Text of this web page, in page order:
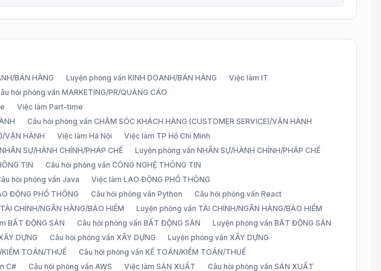
BÁN HÀNG Luyện phỏng vấn KINH DOANH/BÁN HÀNG
Việc làm IT
hỏi phỏng vấn MARKETING/PR/QUẢNG CÁO
Việc làm Part-time
Câu hỏi phỏng vấn CHĂM SÓC KHÁCH HÀNG (CUSTOMER SERVICE)/VẬN HÀNH
VẬN HÀNH
Việc làm Hà Nội
Việc làm TP Hồ Chí Minh
SỰ/HÀNH CHÍNH/PHÁP CHẾ
Luyện phỏng vấn NHÂN SỰ/HÀNH CHÍNH/PHÁP CHẾ
TIN
Câu hỏi phỏng vấn CÔNG NGHỆ THÔNG TIN
hỏi phỏng vấn Java
Việc làm LAO ĐỘNG PHỔ THÔNG
ĐỘNG PHỔ THÔNG Câu hỏi phỏng vấn Python
Câu hỏi phỏng vấn React
CHÍNH/NGÂN HÀNG/BẢO HIỂM
Luyện phỏng vấn TÀI CHÍNH/NGÂN HÀNG/BẢO HIỂM
BẤT ĐỘNG SẢN Câu hỏi phỏng vấn BẤT ĐỘNG SẢN
Luyện phỏng vấn BẤT ĐỘNG SẢN
DỰNG Câu hỏi phỏng vấn XÂY DỰNG
Luyện phỏng vấn XÂY DỰNG
TOÁN/THUẾ
Câu hỏi phỏng vấn KẾ TOÁN/KIỂM TOÁN/THUẾ
C# Câu hỏi phỏng vấn AWS Việc làm SẢN XUẤT Câu hỏi phỏng vấn SẢN XUẤT